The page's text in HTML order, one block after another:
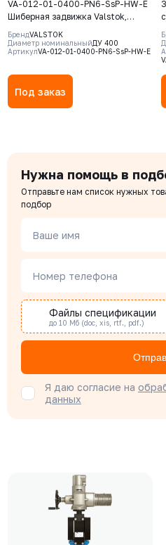
VA-012-01-0400-PN6-SsP-HW-E
Шиберная задвижка Valstok,
серия VА, DN 0400, PN=6 Бар,
штурвал, выдвижной шток, корпус
GJS-500-7 (GGG50) , нож AISI304,
БрендVALSTOK
Диаметр номинальныйДУ 400
АртикулVA-012-01-0400-PN6-SsP-HW-E
Под заказ
Нужна помощь в
Отправьте нам список нужных
подбор
Ваше имя
Номер телефона
Файлы спецификации
до 10 Мб (doc, xis, rtf., pdf.)
Я даю согласие на
данных